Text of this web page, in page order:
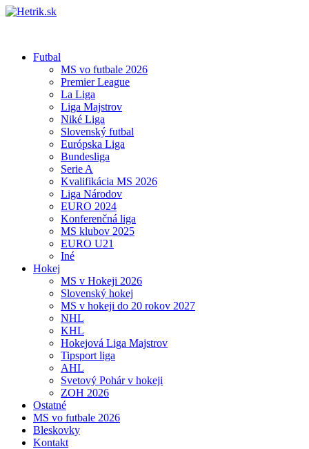
Futbal
MS vo futbale 2026
Premier League
La Liga
Liga Majstrov
Niké Liga
Slovenský futbal
Európska Liga
Bundesliga
Serie A
Kvalifikácia MS 2026
Liga Národov
EURO 2024
Konferenčná liga
MS klubov 2025
EURO U21
Iné
Hokej
MS v Hokeji 2026
Slovenský hokej
MS v hokeji do 20 rokov 2027
NHL
KHL
Hokejová Liga Majstrov
Tipsport liga
AHL
Svetový Pohár v hokeji
ZOH 2026
Ostatné
MS vo futbale 2026
Bleskovky
Kontakt